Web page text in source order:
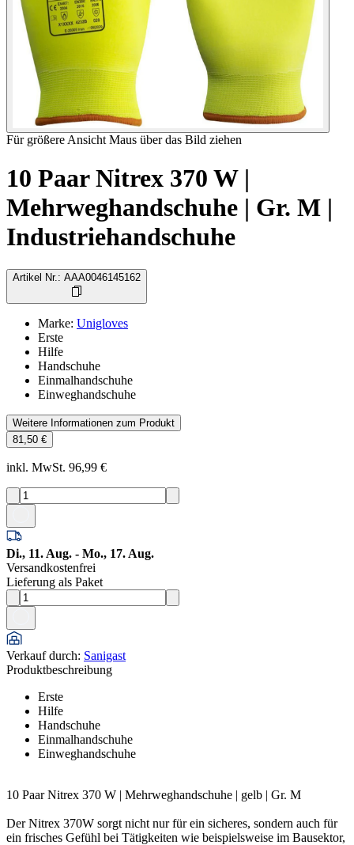
Für größere Ansicht Maus über das Bild ziehen
10 Paar Nitrex 370 W |
Mehrweghandschuhe | Gr. M |
Industriehandschuhe
Artikel Nr. : AAA0046145162
Marke: Unigloves
Erste
Hilfe
Handschuhe
Einmalhandschuhe
Einweghandschuhe
Weitere Informationen zum Produkt
81,50 €
inkl. MwSt. 96,99 €
Di., 11. Aug. - Mo., 17. Aug.
Versandkostenfrei
Lieferung als Paket
Verkauf durch: Sanigast
Produktbeschreibung
Erste
Hilfe
Handschuhe
Einmalhandschuhe
Einweghandschuhe
10 Paar Nitrex 370 W | Mehrweghandschuhe | gelb | Gr. M
Der Nitrex 370W sorgt nicht nur für ein sicheres, sondern auch für
ein frisches Gefühl bei Tätigkeiten wie beispielsweise im Bausektor,